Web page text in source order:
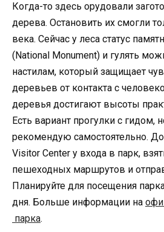
Когда-то здесь орудовали
дерева. Остановить их смогли
века. Сейчас у леса статус
(National Monument) и гулять
настилам, который защищает
деревьев от контакта с
деревья достигают высоты
Есть вариант прогулки с гидом,
рекомендую самостоятельно.
Visitor Center у входа в парк,
пешеходных маршрутов и
Планируйте для посещения
дня. Больше информации на
парка.